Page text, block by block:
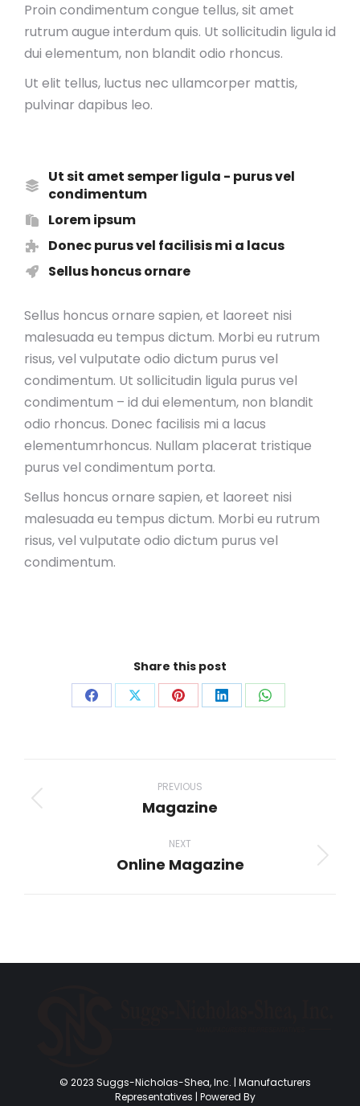
Proin condimentum congue tellus, sit amet
rutrum augue interdum quis. Ut sollicitudin ligula id
dui elementum, non blandit odio rhoncus.
Ut elit tellus, luctus nec ullamcorper mattis,
pulvinar dapibus leo.
Ut sit amet semper ligula - purus vel
condimentum
Lorem ipsum
Donec purus vel facilisis mi a lacus
Sellus honcus ornare
Sellus honcus ornare sapien, et laoreet nisi
malesuada eu tempus dictum. Morbi eu rutrum
risus, vel vulputate odio dictum purus vel
condimentum. Ut sollicitudin ligula purus vel
condimentum – id dui elementum, non blandit
odio rhoncus. Donec facilisis mi a lacus
elementumrhoncus. Nullam placerat tristique
purus vel condimentum porta.
Sellus honcus ornare sapien, et laoreet nisi
malesuada eu tempus dictum. Morbi eu rutrum
risus, vel vulputate odio dictum purus vel
condimentum.
Share this post
Share Share Share Share Share
navigation
PREVIOUS
Previous
Magazine
NEXT
Next
Online Magazine
© 2023 Suggs-Nicholas-Shea, Inc. | Manufacturers
Representatives | Powered By